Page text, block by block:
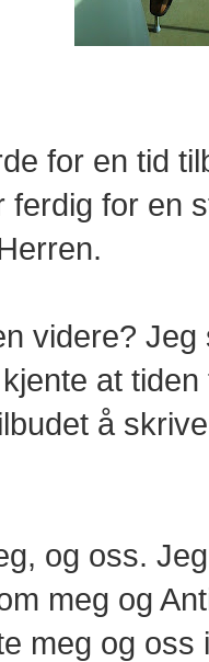
for en tid
ferdig for en
videre?
at
å
og oss.
meg og
meg og